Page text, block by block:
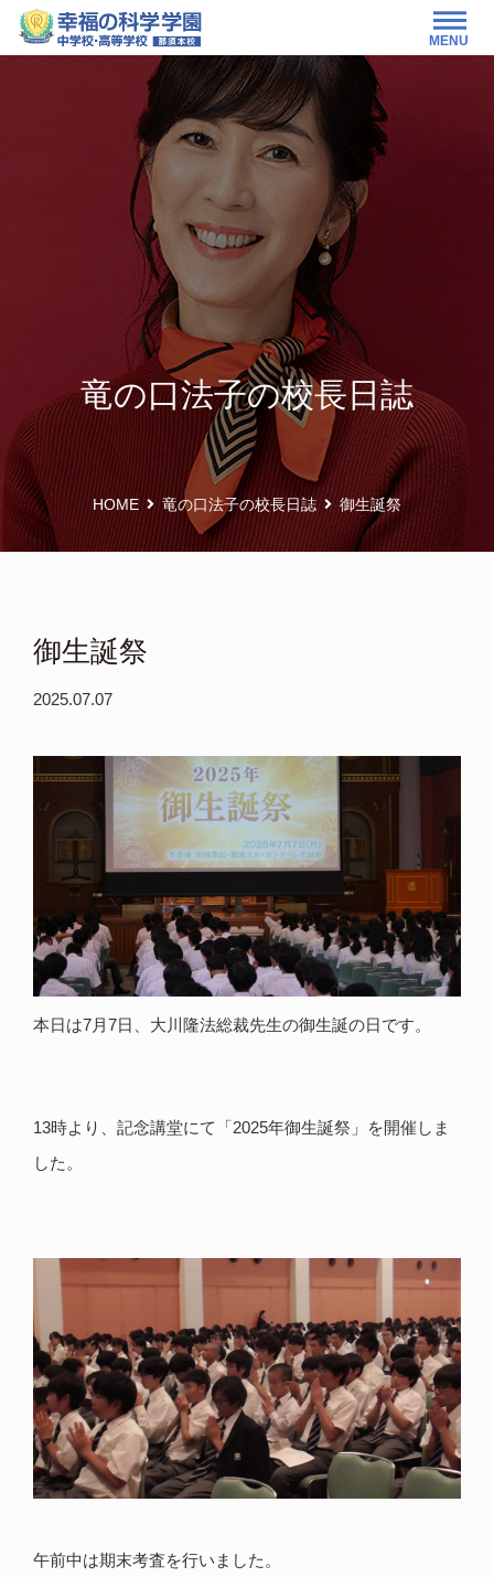
MENU
竜の口法子の校長日誌
HOME 竜の口法子の校長日誌 御生誕祭
御生誕祭
2025.07.07
本日は7月7日、大川隆法総裁先生の御生誕の日です。
13時より、記念講堂にて「2025年御生誕祭」を開催しま
した。
午前中は期末考査を行いました。